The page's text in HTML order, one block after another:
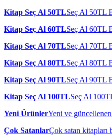
Kitap Seç Al 50TLSeç Al 50TL
Kitap Seç Al 60TLSeç Al 60TL
Kitap Seç Al 70TLSeç Al 70TL
Kitap Seç Al 80TLSeç Al 80TL
Kitap Seç Al 90TLSeç Al 90TL
Kitap Seç Al 100TLSeç Al
Yeni ÜrünlerYeni ve
Çok SatanlarÇok satan kitapları